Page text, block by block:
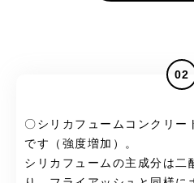
02
〇シリカフュームコンクリー
です（強度増加）。
シリカフュームの主成分は二